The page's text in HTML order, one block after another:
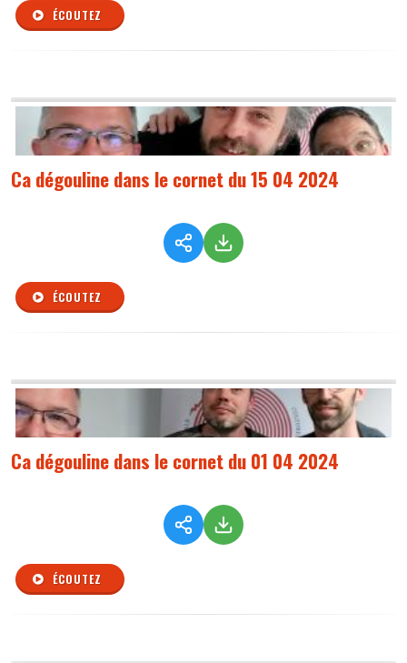
ÉCOUTEZ
Ca dégouline dans le cornet du 15 04 2024
ÉCOUTEZ
Ca dégouline dans le cornet du 01 04 2024
ÉCOUTEZ